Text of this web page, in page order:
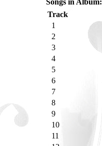
Songs in Album:
Track
1
2
3
4
5
6
7
8
9
10
11